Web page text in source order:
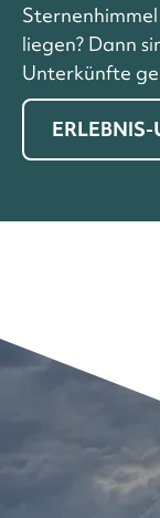
liegen? Dann
Unterkünfte